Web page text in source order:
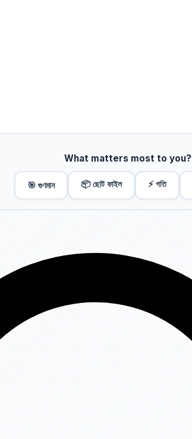
What matters most to you?
🎯 গুণমান 📦 ছোট ফাইল ⚡ গতি